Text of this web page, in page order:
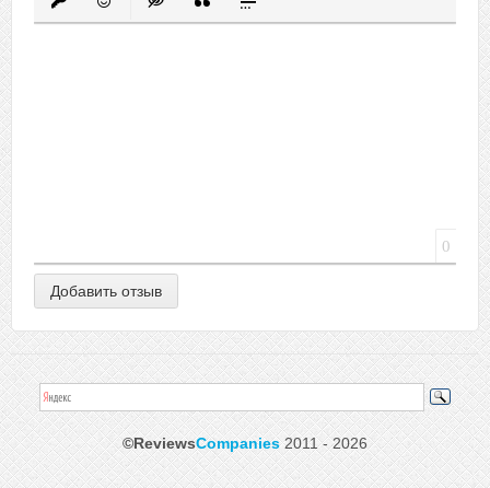
Вставить защищенную ссылку
Вставить смайлик
Вставка скрытого текста
Вставка цитаты
Вставка спойлера
0
©ReviewsCompanies2011 - 2026